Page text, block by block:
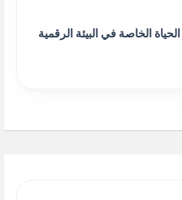
الخاصة في البيئة الرقمية